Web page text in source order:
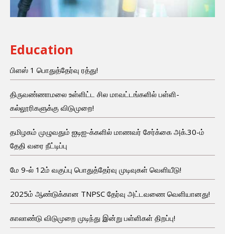
Education
பிளஸ் 1 பொதுத்தேர்வு ரத்து!
திருவண்ணாமலை உள்ளிட்ட சில மாவட்டங்களில் பள்ளி-
கல்லூரிகளுக்கு விடுமுறை!
தமிழகம் முழுவதும் ஐடிஐ-க்களில் மாணவர் சேர்க்கை அக்.30-ம்
தேதி வரை நீட்டிப்பு
மே 9-ல் 12ம் வகுப்பு பொதுத்தேர்வு முடிவுகள் வெளியீடு!
2025ம் ஆண்டுக்கான TNPSC தேர்வு அட்டவணை வெளியானது!
காலாண்டு விடுமுறை முடிந்து இன்று பள்ளிகள் திறப்பு!